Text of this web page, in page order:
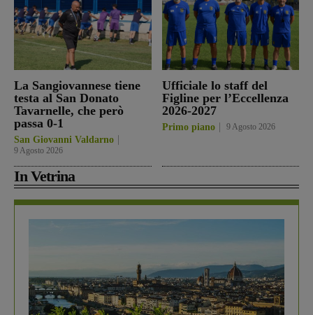
La Sangiovannese tiene
testa al San Donato
Tavarnelle, che però
passa 0-1
San Giovanni Valdarno
9 Agosto 2026
Ufficiale lo staff del
Figline per l’Eccellenza
2026-2027
Primo piano 9 Agosto 2026
In Vetrina